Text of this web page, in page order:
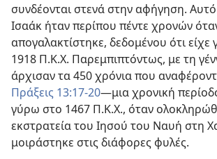
συνδέονται στενά στην αφήγηση. Αυτό
Ισαάκ ήταν περίπου πέντε χρονών
απογαλακτίστηκε, δεδομένου ότι είχε
1918 Π.Κ.Χ. Παρεμπιπτόντως, με τη
άρχισαν τα 450 χρόνια που
Πράξεις 13:17-20—μια χρονική
γύρω στο 1467 Π.Κ.Χ., όταν
εκστρατεία του Ιησού του Ναυή στη
μοιράστηκε στις διάφορες φυλές.